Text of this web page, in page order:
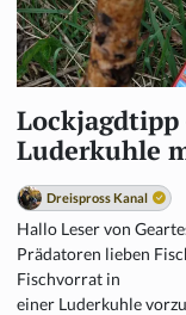
Lockjagdtipp
Luderkuhle
Dreispross Kanal
Hallo Leser von
Prädatoren lieben
Fischvorrat in
einer Luderkuhle